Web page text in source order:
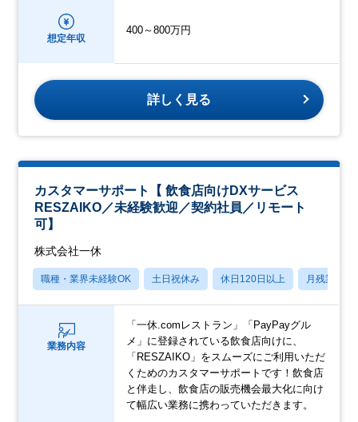
想定年収
400～800万円
詳しく見る
カスタマーサポート【 飲食店向けDXサービス
RESZAIKO／未経験歓迎／契約社員／リモート
可】
株式会社一休
職種・業界未経験OK 土日祝休み 休日120日以上 月残業20
業務内容
「一休.comレストラン」「PayPayグル
メ」に登録されている飲食店向けに、
「RESZAIKO」をスムーズにご利用いただ
くためのカスタマーサポートです！飲食店
と伴走し、飲食店の販売機会最大化に向け
て幅広い業務に携わっていただきます。